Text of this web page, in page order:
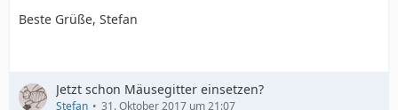
Beste Grüße, Stefan
Jetzt schon Mäusegitter einsetzen?
Stefan 31. Oktober 2017 um 21:07